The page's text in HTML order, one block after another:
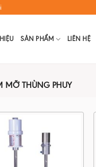
SẢN PHẨM LIÊN HỆ
MỠ THÙNG PHUY